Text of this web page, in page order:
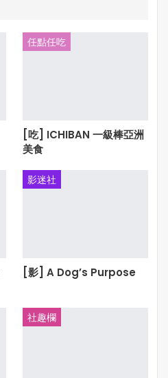
任點任吃
[吃] ICHIBAN 一級棒亞洲
美食
影迷社
[影] A Dog’s Purpose
社趣欄